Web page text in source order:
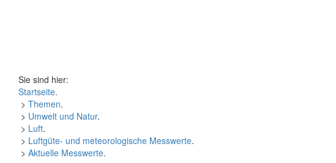
Sie sind hier:
Startseite.
> Themen.
> Umwelt und Natur.
> Luft.
> Luftgüte- und meteorologische Messwerte.
> Aktuelle Messwerte.